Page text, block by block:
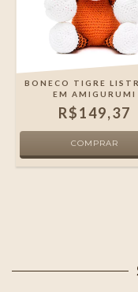
BONECO TIGRE
EM AMIGURUMI
R$149,37